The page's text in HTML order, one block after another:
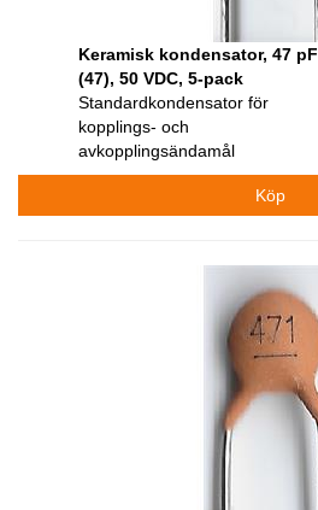
Keramisk kondensator, 47 pF
(47), 50 VDC, 5-pack
Standardkondensator för
kopplings- och
avkopplingsändamål